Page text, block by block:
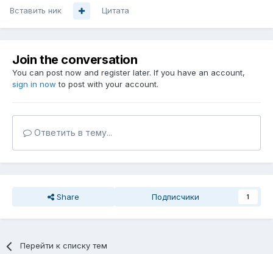
Вставить ник Цитата
Join the conversation
You can post now and register later. If you have an account,
sign in now to post with your account.
Ответить в тему...
Share Подписчики 1
Перейти к списку тем